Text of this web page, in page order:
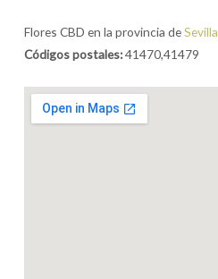
Flores CBD en la provincia deSevilla
Códigos postales:41470,41479